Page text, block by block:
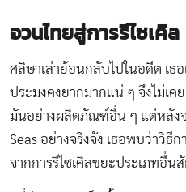
อวนไทยสู่การรีไซเคิล
ศลิษาเล่าย้อนกลับไปในอดีต เธอ
ประมงคงยากมากแน่ ๆ จึงไม่เค
มันอย่างผลิตภัณฑ์อื่น ๆ แต่หลังจ
Seas อย่างจริงจัง เธอพบว่าวิธีก
จากการรีไซเคิลขยะประเภทอื่นสั